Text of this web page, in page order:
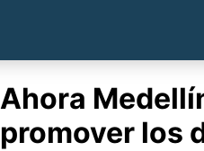
Ahora
promover los